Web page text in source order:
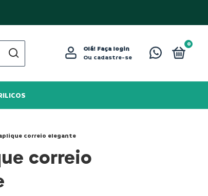
Olá! Faça login
Ou cadastre-se
0
correio elegante
correio